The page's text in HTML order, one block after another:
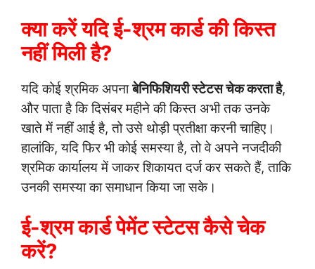
क्या करें यदि ई-श्रम कार्ड की किस्त
नहीं मिली है?
यदि कोई श्रमिक अपनाबेनिफिशियरी स्टेटस चेक करता है,
और पाता है कि दिसंबर महीने की किस्त अभी तक उनके
खाते में नहीं आई है, तो उसे थोड़ी प्रतीक्षा करनी चाहिए।
हालांकि, यदि फिर भी कोई समस्या है, तो वे अपने नजदीकी
श्रमिक कार्यालय में जाकर शिकायत दर्ज कर सकते हैं, ताकि
उनकी समस्या का समाधान किया जा सके।
ई-श्रम कार्ड पेमेंट स्टेटस कैसे चेक
करें?